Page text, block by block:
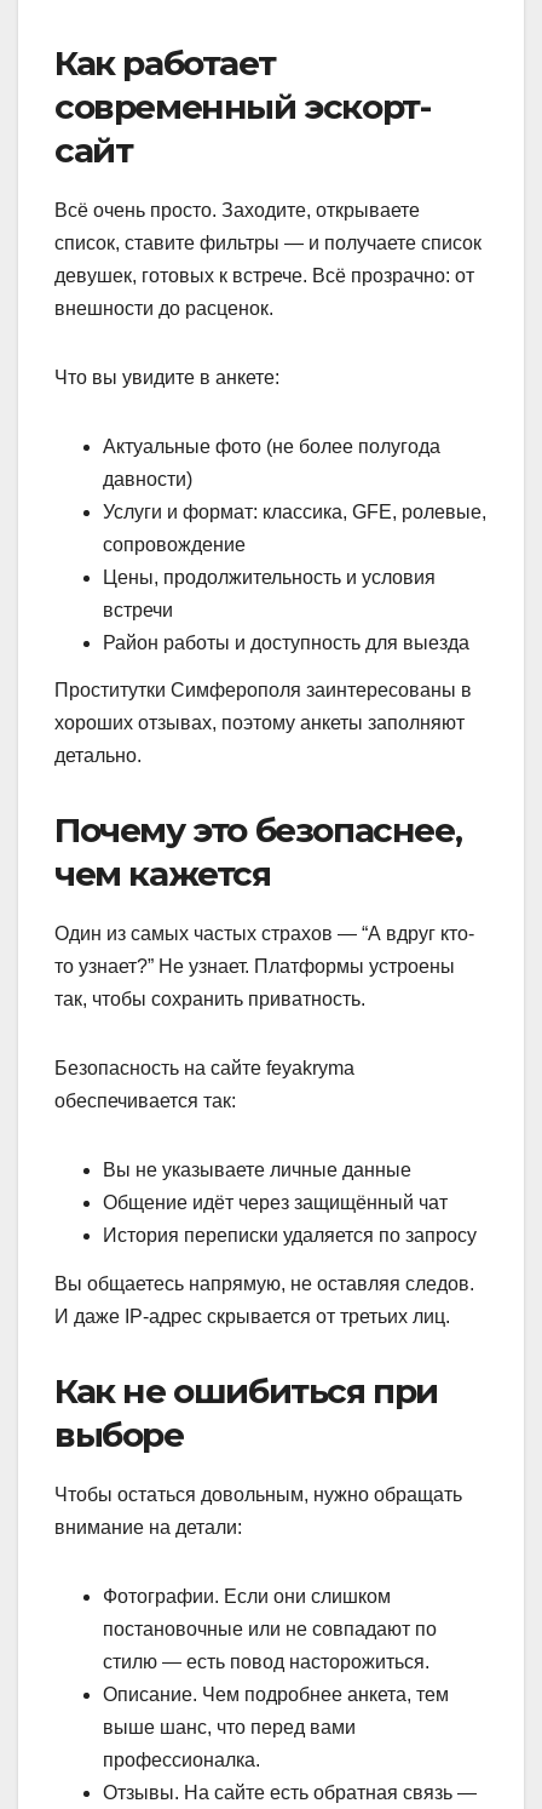
Как работает
современный эскорт-
сайт
Всё очень просто. Заходите, открываете
список, ставите фильтры — и получаете список
девушек, готовых к встрече. Всё прозрачно: от
внешности до расценок.
Что вы увидите в анкете:
Актуальные фото (не более полугода
давности)
Услуги и формат: классика, GFE, ролевые,
сопровождение
Цены, продолжительность и условия
встречи
Район работы и доступность для выезда
Проститутки Симферополя заинтересованы в
хороших отзывах, поэтому анкеты заполняют
детально.
Почему это безопаснее,
чем кажется
Один из самых частых страхов — “А вдруг кто-
то узнает?” Не узнает. Платформы устроены
так, чтобы сохранить приватность.
Безопасность на сайте feyakryma
обеспечивается так:
Вы не указываете личные данные
Общение идёт через защищённый чат
История переписки удаляется по запросу
Вы общаетесь напрямую, не оставляя следов.
И даже IP-адрес скрывается от третьих лиц.
Как не ошибиться при
выборе
Чтобы остаться довольным, нужно обращать
внимание на детали:
Фотографии. Если они слишком
постановочные или не совпадают по
стилю — есть повод насторожиться.
Описание. Чем подробнее анкета, тем
выше шанс, что перед вами
профессионалка.
Отзывы. На сайте есть обратная связь —